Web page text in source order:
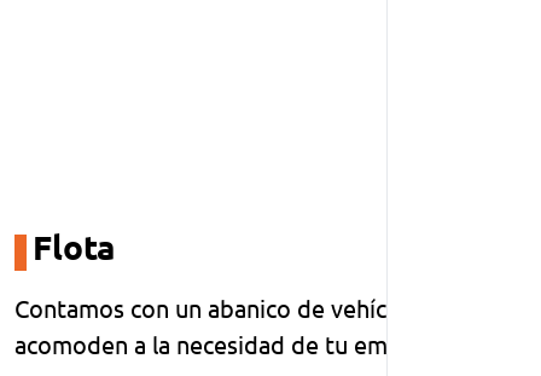
Flota
Contamos con un abanico de vehículos que se
acomoden a la necesidad de tu empresa